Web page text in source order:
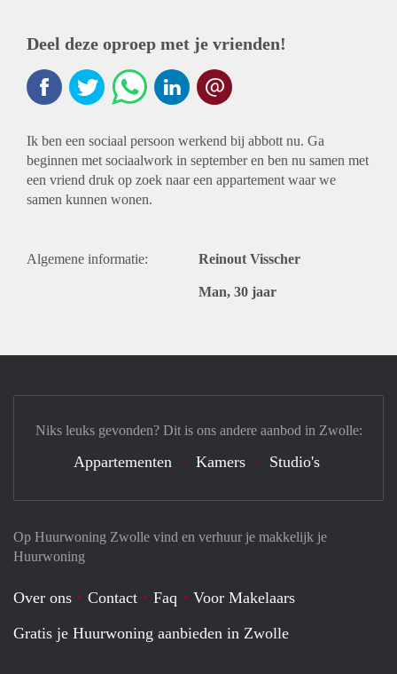
Deel deze oproep met je vrienden!
Ik ben een sociaal persoon werkend bij abbott nu. Ga
beginnen met sociaalwork in september en ben nu samen met
een vriend druk op zoek naar een appartement waar we
samen kunnen wonen.
Algemene informatie: Reinout Visscher
Man, 30 jaar
Op Huurwoning Zwolle vind en verhuur je makkelijk je
Huurwoning
Over ons Contact Faq
Voor Makelaars
Gratis je Huurwoning aanbieden in Zwolle
Niks leuks gevonden? Dit is ons andere aanbod in Zwolle:
Appartementen Kamers Studio's